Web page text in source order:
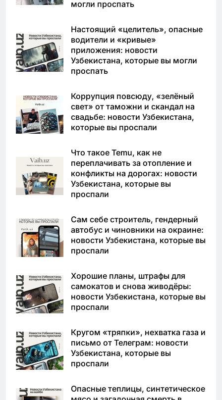
могли проспать
Настоящий «целитель», опасные
водители и «кривые»
приложения: новости
Узбекистана, которые вы могли
проспать
Коррупция повсюду, «зелёный
свет» от таможни и скандал на
свадьбе: новости Узбекистана,
которые вы проспали
Что такое Temu, как не
переплачивать за отопление и
конфликты на дорогах: новости
Узбекистана, которые вы
проспали
Сам себе строитель, гендерный
автобус и чиновники на окраине:
новости Узбекистана, которые вы
проспали
Хорошие планы, штрафы для
самокатов и снова живодёры:
новости Узбекистана, которые вы
проспали
Кругом «тряпки», нехватка газа и
письмо от Телеграм: новости
Узбекистана, которые вы
проспали
Опасные теплицы, синтетическое